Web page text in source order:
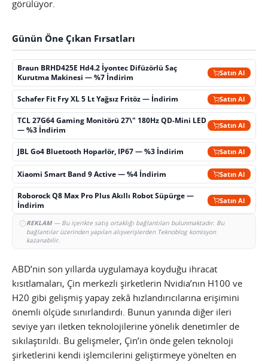
görülüyor.
Günün Öne Çıkan Fırsatları
Braun BRHD425E Hd4.2 İyontec Difüzörlü Saç
Kurutma Makinesi — %7 İndirim
Satın Al
Schafer Fit Fry XL 5 Lt Yağsız Fritöz — İndirim Satın Al
TCL 27G64 Gaming Monitörü 27\" 180Hz QD-Mini LED
— %3 İndirim
Satın Al
JBL Go4 Bluetooth Hoparlör, IP67 — %3 İndirim Satın Al
Xiaomi Smart Band 9 Active — %4 İndirim Satın Al
Roborock Q8 Max Pro Plus Akıllı Robot Süpürge —
İndirim
Satın Al
REKLAM— Bu içerikte satış ortaklığı bağlantıları bulunmaktadır. Bu
bağlantılar üzerinden yapılan alışverişlerden Teknoblog komisyon
kazanabilir.
ABD’nin son yıllarda uygulamaya koyduğu ihracat
kısıtlamaları, Çin merkezli şirketlerin Nvidia’nın H100 ve
H20 gibi gelişmiş yapay zekâ hızlandırıcılarına erişimini
önemli ölçüde sınırlandırdı. Bunun yanında diğer ileri
seviye yarı iletken teknolojilerine yönelik denetimler de
sıkılaştırıldı. Bu gelişmeler, Çin’in önde gelen teknoloji
şirketlerini kendi işlemcilerini geliştirmeye yönelten en